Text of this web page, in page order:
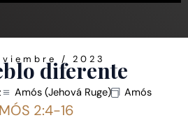
/ 2023
diferente
Amós (Jehová Ruge) Amós
2:4-16